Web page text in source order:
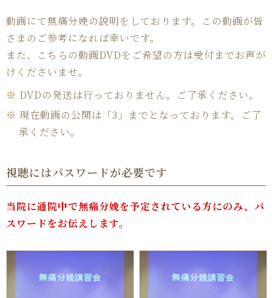
動画にて無痛分娩の説明をしております。この動画が皆
さまのご参考になれば幸いです。
また、こちらの動画DVDをご希望の方は受付までお声が
けくださいませ。
※ DVDの発送は行っておりません。ご了承ください。
※ 現在動画の公開は「3」までとなっております。ご了
承ください。
視聴にはパスワードが必要です
当院に通院中で無痛分娩を予定されている方にのみ、パ
スワードをお伝えします。